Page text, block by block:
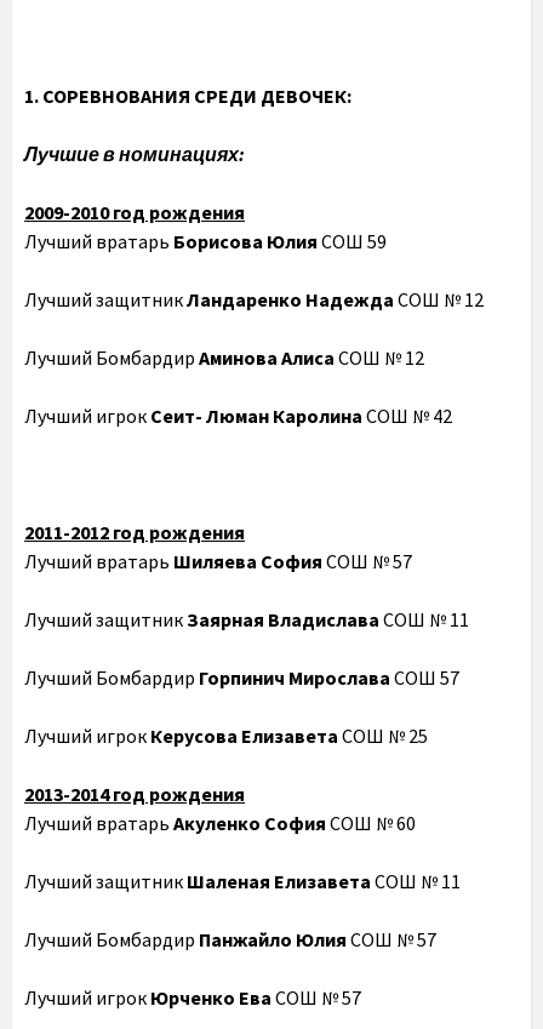
1. СОРЕВНОВАНИЯ СРЕДИ ДЕВОЧЕК:
Лучшие в номинациях:
2009-2010 год рождения
Лучший вратарь Борисова Юлия СОШ 59
Лучший защитникЛандаренко Надежда СОШ № 12
Лучший Бомбардир Аминова Алиса СОШ № 12
Лучший игрок Сеит- Люман Каролина СОШ № 42
2011-2012 год рождения
Лучший вратарь Шиляева София СОШ № 57
Лучший защитникЗаярная Владислава СОШ № 11
Лучший Бомбардир Горпинич Мирослава СОШ 57
Лучший игрок Керусова Елизавета СОШ № 25
2013-2014 год рождения
Лучший вратарь Акуленко София СОШ № 60
Лучший защитник Шаленая Елизавета СОШ № 11
Лучший Бомбардир Панжайло Юлия СОШ № 57
Лучший игрок Юрченко Ева СОШ № 57